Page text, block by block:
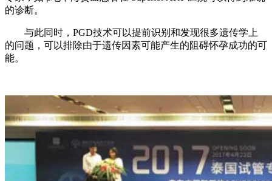
的诊断。
与此同时，PGD技术可以提前识别和发现很多遗传学上
的问题，可以排除由于遗传因素可能产生的阻碍怀孕成功的可
能。